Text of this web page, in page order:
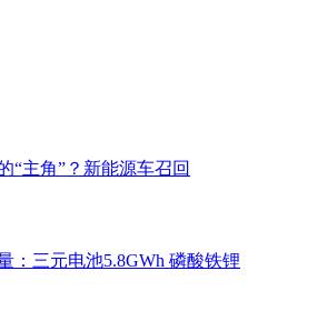
“主角”？新能源车召回
：三元电池5.8GWh 磷酸铁锂